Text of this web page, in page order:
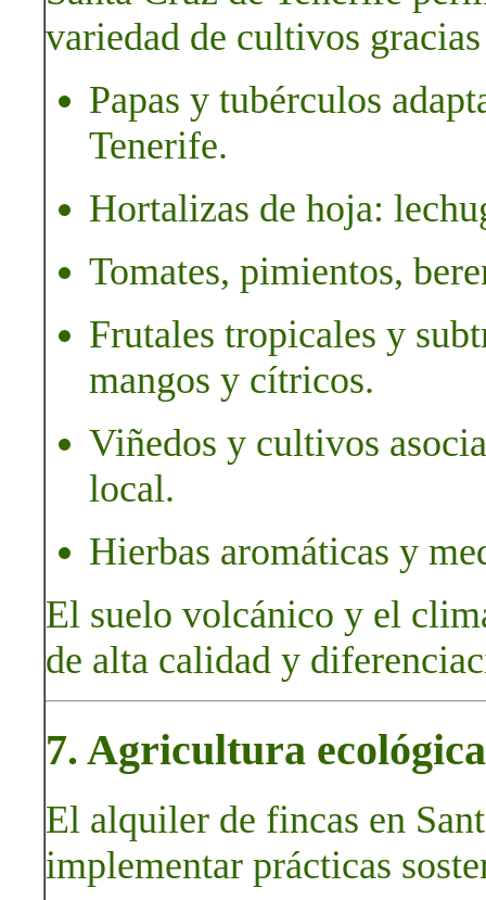
variedad de cultivos
Papas y tubérculos
Tenerife.
Hortalizas de hoja:
Tomates, pimientos,
Frutales tropicales y
mangos y cítricos.
Viñedos y cultivos
local.
Hierbas aromáticas y
El suelo volcánico y el
de alta calidad y
7. Agricultura
El alquiler de fincas en
implementar prácticas